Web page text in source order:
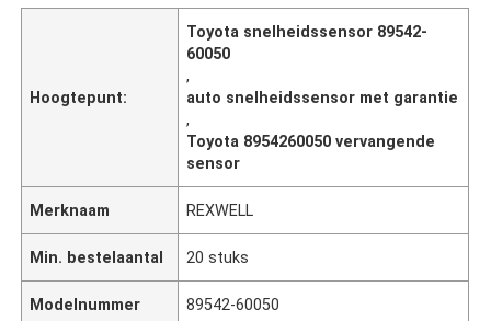
Hoogtepunt:
Toyota snelheidssensor 89542-
60050
,
auto snelheidssensor met garantie
,
Toyota 8954260050 vervangende
sensor
Merknaam REXWELL
Min. bestelaantal 20 stuks
Modelnummer 89542-60050